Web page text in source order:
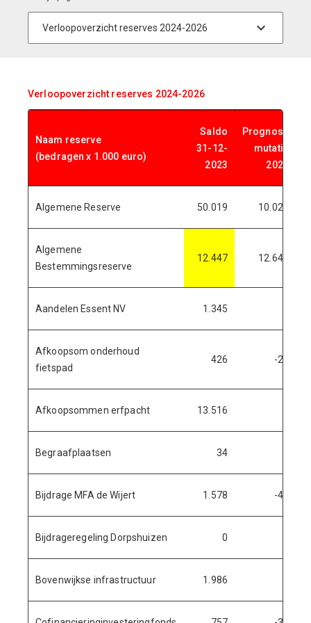
Verloopoverzicht reserves 2024-2026
Naam reserve
(bedragen x 1.000 euro)
Saldo
31-12-
2023
Prognose
mutatie
2024
Algemene Reserve 50.019 10.021
Algemene
Bestemmingsreserve
12.447 12.649
Aandelen Essent NV 1.345
Afkoopsom onderhoud
fietspad
426 -23
Afkoopsommen erfpacht 13.516
Begraafplaatsen 34
Bijdrage MFA de Wijert 1.578 -43
Bijdrageregeling Dorpshuizen 0
Bovenwijkse infrastructuur 1.986